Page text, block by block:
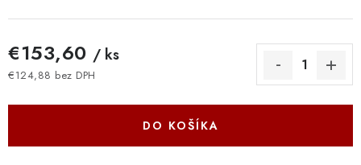
€153,60 / ks
€124,88 bez DPH
DO KOŠÍKA